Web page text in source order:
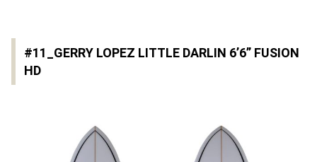
#11_GERRY LOPEZ LITTLE DARLIN 6’6” FUSION
HD